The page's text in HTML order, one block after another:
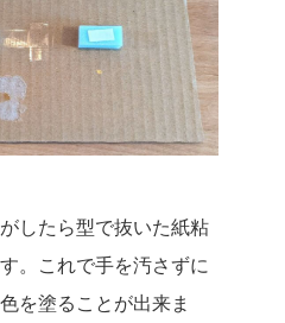
したら型で抜いた紙粘
。これで手を汚さずに
を塗ることが出来ま